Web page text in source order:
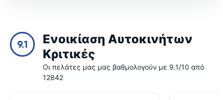
9.1
Ενοικίαση Αυτοκινήτων
Κριτικές
Οι πελάτες μας μας βαθμολογούν με 9.1/10 από
12842